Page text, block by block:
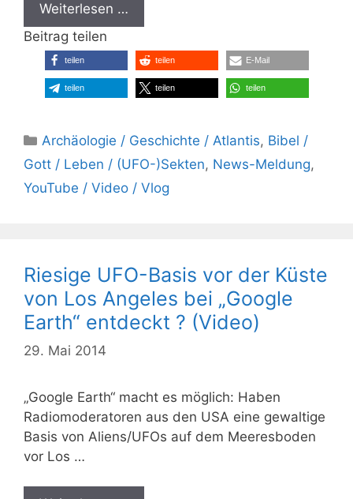
Weiterlesen …
Beitrag teilen
teilen teilen E-Mail
teilen teilen teilen
Kategorien
Archäologie / Geschichte / Atlantis, Bibel /
Gott / Leben / (UFO-)Sekten, News-Meldung,
YouTube / Video / Vlog
Riesige UFO-Basis vor der Küste
von Los Angeles bei „Google
Earth“ entdeckt ? (Video)
29. Mai 2014
„Google Earth“ macht es möglich: Haben
Radiomoderatoren aus den USA eine gewaltige
Basis von Aliens/UFOs auf dem Meeresboden
vor Los …